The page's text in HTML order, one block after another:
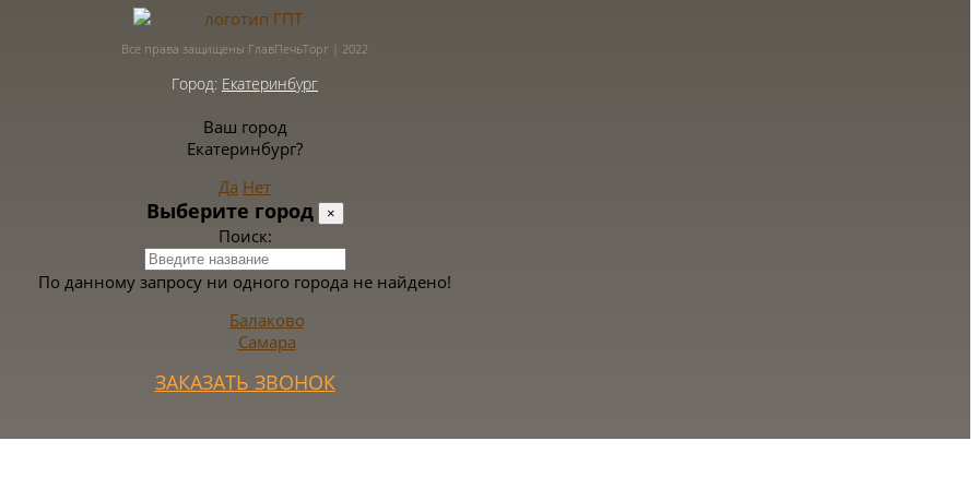
Все права защищены ГлавПечьТорг | 2022
Город: Екатеринбург
Ваш город
Екатеринбург?
Да Нет
Выберите город ×
Поиск:
По данному запросу ни одного города не найдено!
Балаково
Самара
ЗАКАЗАТЬ ЗВОНОК